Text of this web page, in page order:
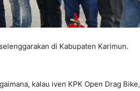
di Kabupaten Karimun.
kalau iven KPK Open Drag Bike,